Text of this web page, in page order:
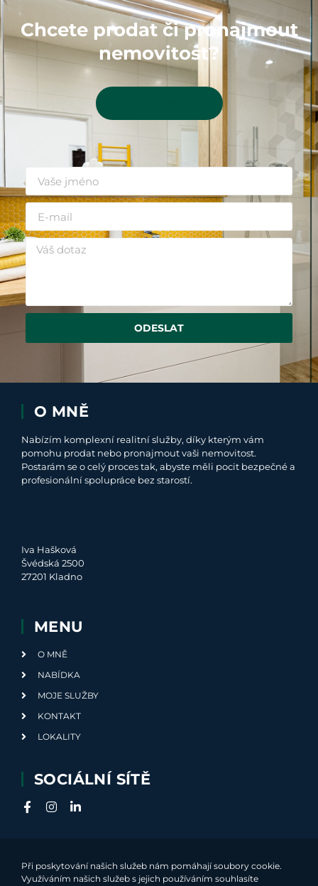
Chcete prodat či pronajmout
nemovitost?
ODESLAT
O MNĚ
Nabízím komplexní realitní služby, díky kterým vám
pomohu prodat nebo pronajmout vaši nemovitost.
Postarám se o celý proces tak, abyste měli pocit bezpečné a
profesionální spolupráce bez starostí.
Iva Hašková
Švédská 2500
27201 Kladno
MENU
O MNĚ
NABÍDKA
MOJE SLUŽBY
KONTAKT
LOKALITY
SOCIÁLNÍ SÍTĚ
Při poskytování našich služeb nám pomáhají soubory cookie.
Využíváním našich služeb s jejich používáním souhlasíte